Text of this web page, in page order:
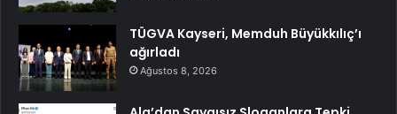
TÜGVA Kayseri, Memduh Büyükkılıç’ı
ağırladı
Ağustos 8, 2026